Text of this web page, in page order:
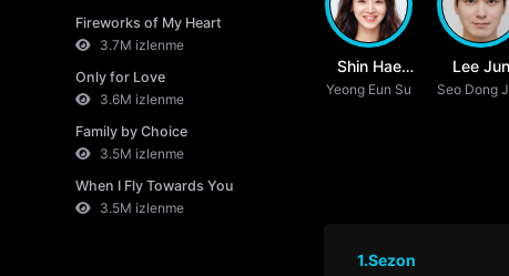
Fireworks of My Heart
3.7M izlenme
Only for Love
3.6M izlenme
Family by Choice
3.5M izlenme
When I Fly Towards You
3.5M izlenme
Shin Hae
Sun
Yeong Eun Su
Lee Jun
Hyuk
Seo Dong
1.Sezon